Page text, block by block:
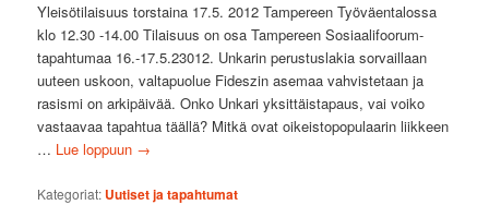
Yleisötilaisuus torstaina 17.5. 2012 Tampereen Työväentalossa
klo 12.30 -14.00 Tilaisuus on osa Tampereen Sosiaalifoorum-
tapahtumaa 16.-17.5.23012. Unkarin perustuslakia sorvaillaan
uuteen uskoon, valtapuolue Fideszin asemaa vahvistetaan ja
rasismi on arkipäivää. Onko Unkari yksittäistapaus, vai voiko
vastaavaa tapahtua täällä? Mitkä ovat oikeistopopulaarin liikkeen
… Lue loppuun →
Kategoriat: Uutiset ja tapahtumat